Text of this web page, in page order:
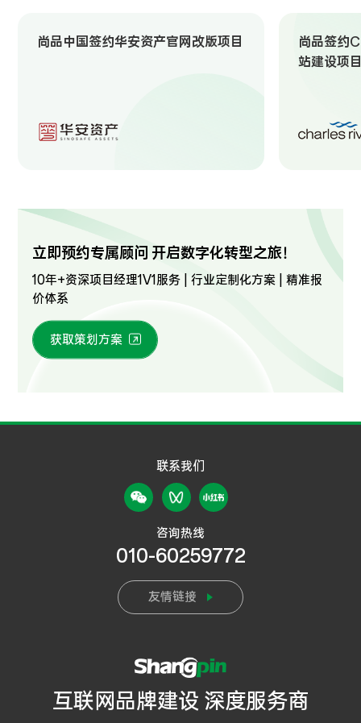
尚品中国签约华安资产官网改版项目
尚品签约
站建设项
立即预约专属顾问 开启数字化转型之旅！
10年+资深项目经理1V1服务 | 行业定制化方案 | 精准报
价体系
获取策划方案
联系我们
咨询热线
010-60259772
友情链接
互联网品牌建设 深度服务商